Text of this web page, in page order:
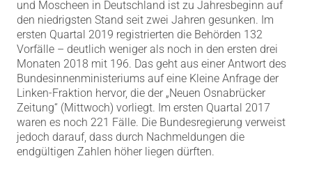
und Moscheen in Deutschland ist zu Jahresbeginn auf
den niedrigsten Stand seit zwei Jahren gesunken. Im
ersten Quartal 2019 registrierten die Behörden 132
Vorfälle – deutlich weniger als noch in den ersten drei
Monaten 2018 mit 196. Das geht aus einer Antwort des
Bundesinnenministeriums auf eine Kleine Anfrage der
Linken-Fraktion hervor, die der „Neuen Osnabrücker
Zeitung“ (Mittwoch) vorliegt. Im ersten Quartal 2017
waren es noch 221 Fälle. Die Bundesregierung verweist
jedoch darauf, dass durch Nachmeldungen die
endgültigen Zahlen höher liegen dürften.